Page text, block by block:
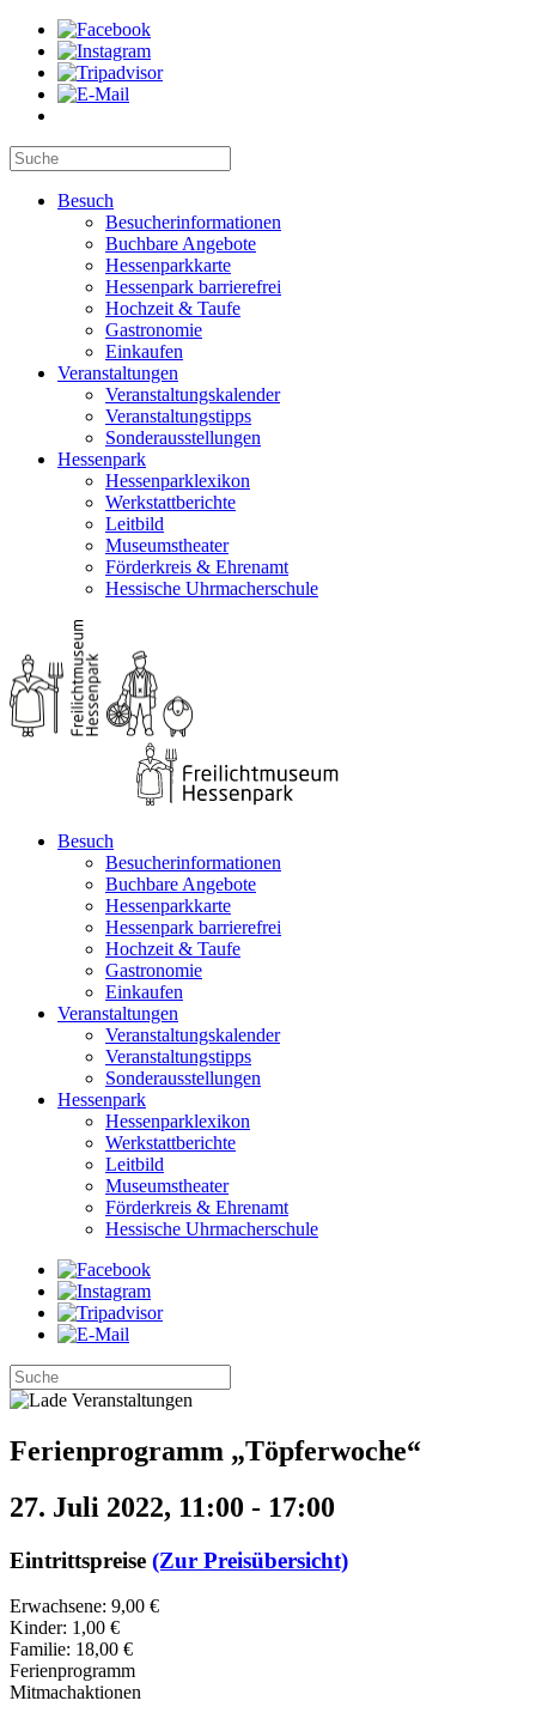
Besuch
Besucherinformationen
Buchbare Angebote
Hessenparkkarte
Hessenpark barrierefrei
Hochzeit & Taufe
Gastronomie
Einkaufen
Veranstaltungen
Veranstaltungskalender
Veranstaltungstipps
Sonderausstellungen
Hessenpark
Hessenparklexikon
Werkstattberichte
Leitbild
Museumstheater
Förderkreis & Ehrenamt
Hessische Uhrmacherschule
Besuch
Besucherinformationen
Buchbare Angebote
Hessenparkkarte
Hessenpark barrierefrei
Hochzeit & Taufe
Gastronomie
Einkaufen
Veranstaltungen
Veranstaltungskalender
Veranstaltungstipps
Sonderausstellungen
Hessenpark
Hessenparklexikon
Werkstattberichte
Leitbild
Museumstheater
Förderkreis & Ehrenamt
Hessische Uhrmacherschule
Ferienprogramm „Töpferwoche“
27. Juli 2022, 11:00 - 17:00
Eintrittspreise (Zur Preisübersicht)
Erwachsene: 9,00 €
Kinder: 1,00 €
Familie: 18,00 €
Ferienprogramm
Mitmachaktionen